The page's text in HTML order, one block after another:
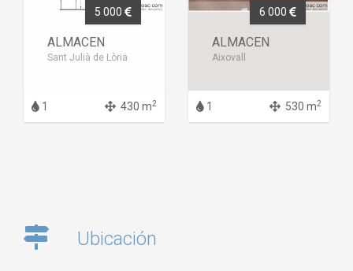
5 000
ALMACEN
Sant Julià de Lòria
1 430 m2
6 000
ALMACEN
Aixovall
1 530 m2
Ubicación